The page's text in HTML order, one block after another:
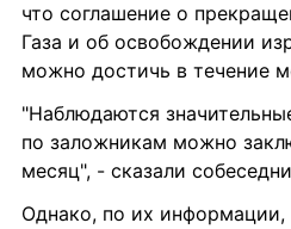
что соглашение о
Газа и об освобождении
можно достичь в течение
"Наблюдаются
по заложникам можно
месяц", - сказали
Однако, по их информации,